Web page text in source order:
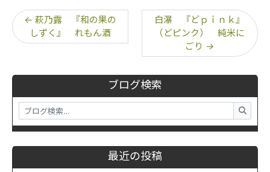
ブログ検索
最近の投稿
← 萩乃露 『和の果の
しずく』 れもん酒
白瀑 『どｐｉｎｋ』
（どピンク） 純米に
ごり →